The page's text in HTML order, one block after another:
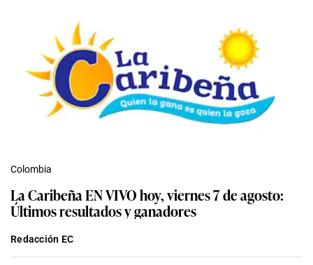
Colombia
La Caribeña EN VIVO hoy, viernes 7 de agosto:
Últimos resultados y ganadores
Redacción EC